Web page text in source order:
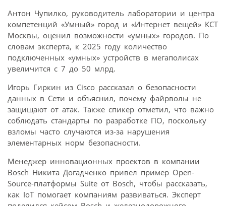
Антон Чупилко, руководитель лаборатории и центра
компетенций «Умный» город и «Интернет вещей» КСТ
Москвы, оценил возможности «умных» городов. По
словам эксперта, к 2025 году количество
подключенных «умных» устройств в мегаполисах
увеличится с 7 до 50 млрд.
Игорь Гиркин из Cisco рассказал о безопасности
данных в Сети и объяснил, почему файрволы не
защищают от атак. Также спикер отметил, что важно
соблюдать стандарты по разработке ПО, поскольку
взломы часто случаются из-за нарушения
элементарных норм безопасности.
Менеджер инновационных проектов в компании
Bosch Никита Догадченко привел пример Open-
Source-платформы Suite от Bosch, чтобы рассказать,
как IoT помогает компаниям развиваться. Эксперт